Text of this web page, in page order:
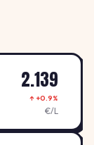
2.139
↑ +0.9%
€/L